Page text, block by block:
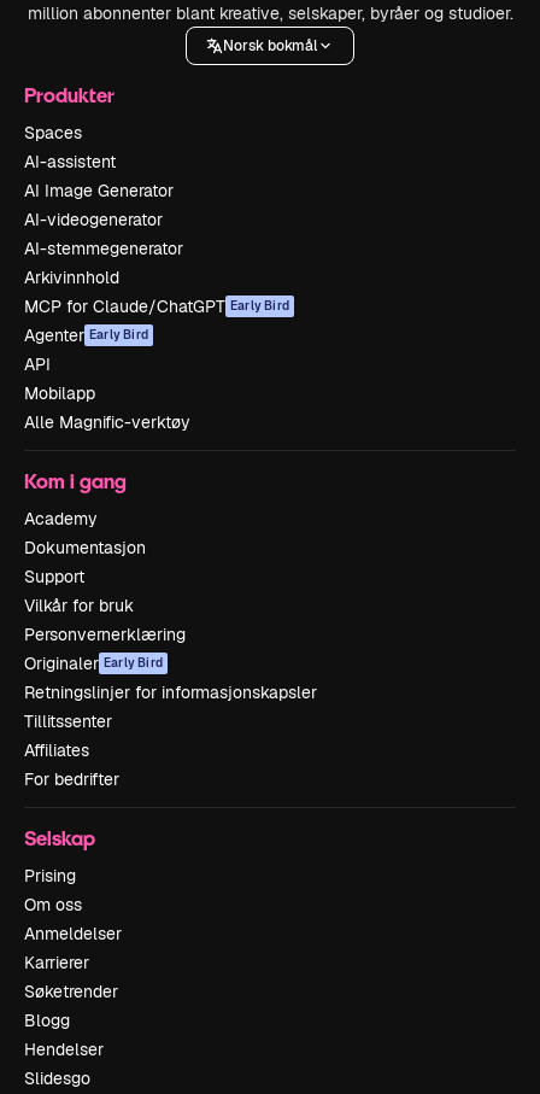
million abonnenter blant kreative, selskaper, byråer og studioer.
Norsk bokmål
Produkter
Spaces
AI-assistent
AI Image Generator
AI-videogenerator
AI-stemmegenerator
Arkivinnhold
MCP for Claude/ChatGPT Early Bird
Agenter Early Bird
API
Mobilapp
Alle Magnific-verktøy
Kom i gang
Academy
Dokumentasjon
Support
Vilkår for bruk
Personvernerklæring
Originaler Early Bird
Retningslinjer for informasjonskapsler
Tillitssenter
Affiliates
For bedrifter
Selskap
Prising
Om oss
Anmeldelser
Karrierer
Søketrender
Blogg
Hendelser
Slidesgo